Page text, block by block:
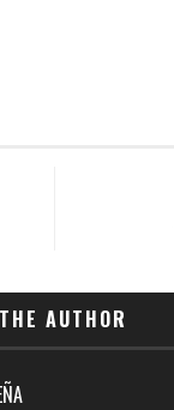
THE AUTHOR